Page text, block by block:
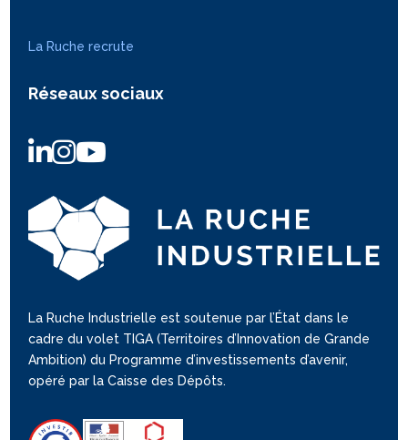
La Ruche recrute
Réseaux sociaux
La Ruche Industrielle est soutenue par l’État dans le
cadre du volet TIGA (Territoires d’Innovation de Grande
Ambition) du Programme d’investissements d’avenir,
opéré par la Caisse des Dépôts.